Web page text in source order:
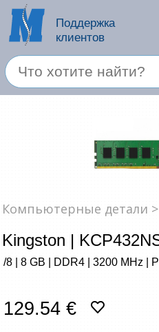
Поддержка
клиентов
Запомнить
Компьютерная техника
Компьютерные
Сетевые товары
Компьютерные детали >
Kingston |
/8 | 8 GB | DDR4 | 3200 MHz |
129.54 €